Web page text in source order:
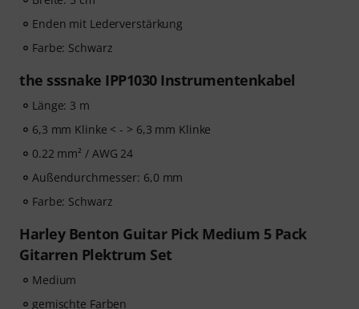
Enden mit Lederverstärkung
Farbe: Schwarz
the sssnake IPP1030 Instrumentenkabel
Länge: 3 m
6,3 mm Klinke < - > 6,3 mm Klinke
0.22 mm² / AWG 24
Außendurchmesser: 6,0 mm
Farbe: Schwarz
Harley Benton Guitar Pick Medium 5 Pack
Gitarren Plektrum Set
Medium
gemischte Farben